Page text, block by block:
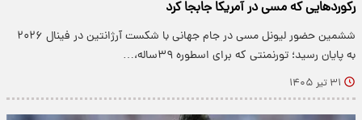
رکوردهایی که مسی در آمریکا جابجا کرد
ششمین حضور لیونل مسی در جام جهانی با شکست آرژانتین در فینال ۲۰۲۶
به پایان رسید؛ تورنمنتی که برای اسطوره ۳۹ساله،…
۳۱ تیر ۱۴۰۵